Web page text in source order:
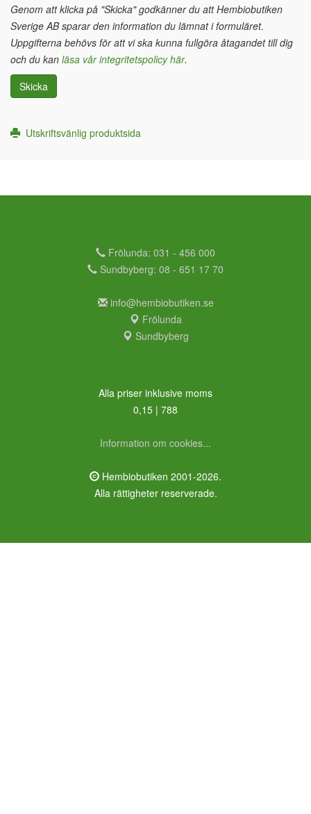
Genom att klicka på "Skicka" godkänner du att Hembiobutiken
Sverige AB sparar den information du lämnat i formuläret.
Uppgifterna behövs för att vi ska kunna fullgöra åtagandet till dig
och du kan läsa vår integritetspolicy här.
Skicka
Utskriftsvänlig produktsida
Frölunda: 031 - 456 000
Sundbyberg: 08 - 651 17 70
info@hembiobutiken.se
Frölunda
Sundbyberg
Alla priser inklusive moms
0,15 | 788
Information om cookies...
Hembiobutiken 2001-2026.
Alla rättigheter reserverade.